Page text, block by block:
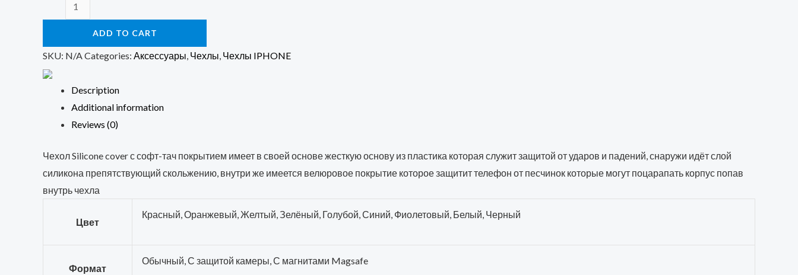
Silicone
Iphone
14
quantity
ADD TO CART
SKU: N/ACategories: Аксессуары, Чехлы, Чехлы IPHONE
Description
Additional information
Reviews (0)
Чехол Silicone cover с софт-тач покрытием имеет в своей основе жесткую основу из пластика которая служит защитой от ударов и падений, снаружи идёт слой
силикона препятствующий скольжению, внутри же имеется велюровое покрытие которое защитит телефон от песчинок которые могут поцарапать корпус попав
внутрь чехла
Цвет
Красный, Оранжевый, Желтый, Зелёный, Голубой, Синий, Фиолетовый, Белый, Черный
Формат
Обычный, С защитой камеры, С магнитами Magsafe